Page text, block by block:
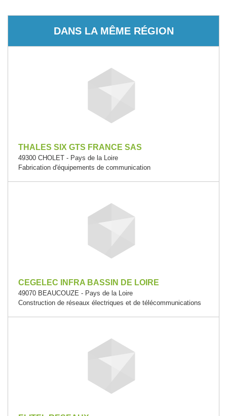
DANS LA MÊME RÉGION
THALES SIX GTS FRANCE SAS
49300 CHOLET - Pays de la Loire
Fabrication d'équipements de communication
CEGELEC INFRA BASSIN DE LOIRE
49070 BEAUCOUZE - Pays de la Loire
Construction de réseaux électriques et de télécommunications